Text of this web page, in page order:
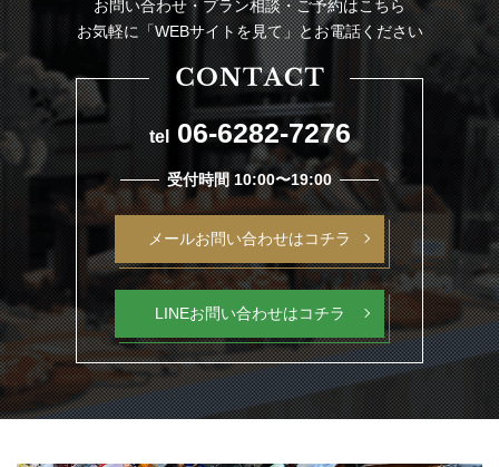
お問い合わせ・プラン相談・ご予約はこちら
お気軽に「WEBサイトを見て」とお電話ください
tel 06-6282-7276
受付時間 10:00〜19:00
メールお問い合わせはコチラ
LINEお問い合わせはコチラ